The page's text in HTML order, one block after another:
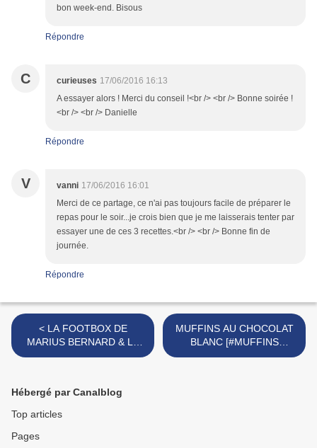
bon week-end. Bisous
Répondre
C curieuses 17/06/2016 16:13
A essayer alors ! Merci du conseil !<br /> <br /> Bonne soirée !
<br /> <br /> Danielle
Répondre
V vanni 17/06/2016 16:01
Merci de ce partage, ce n'ai pas toujours facile de préparer le
repas pour le soir...je crois bien que je me laisserais tenter par
essayer une de ces 3 recettes.<br /> <br /> Bonne fin de
journée.
Répondre
< LA FOOTBOX DE
MARIUS BERNARD & LA
CAGOLE DE MARSEILLE
MUFFINS AU CHOCOLAT
BLANC [#MUFFINS
#CHOCOLAT
Hébergé par Canalblog
Top articles
Pages